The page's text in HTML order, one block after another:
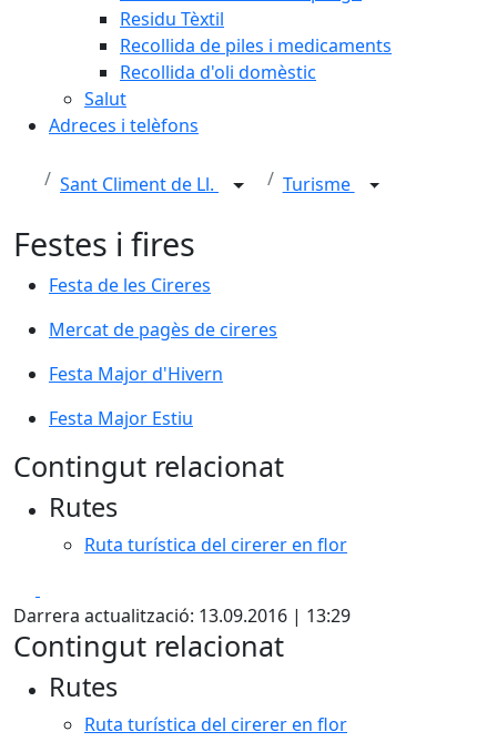
Residu Tèxtil
Recollida de piles i medicaments
Recollida d'oli domèstic
Salut
Adreces i telèfons
Sant Climent de Ll. Turisme
Festes i fires
Festa de les Cireres
Festa de les Cireres
Mercat de pagès de cireres
Mercat de pagès de cireres
Festa Major d'Hivern
Festa Major d'Hivern
Festa Major Estiu
Festa Major Estiu
Contingut relacionat
Rutes
Ruta turística del cirerer en flor
Darrera actualització: 13.09.2016 | 13:29
Contingut relacionat
Rutes
Ruta turística del cirerer en flor